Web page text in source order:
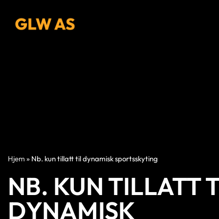
Hjem » Nb. kun tillatt til dynamisk sportsskyting
NB. KUN TILLATT
DYNAMISK